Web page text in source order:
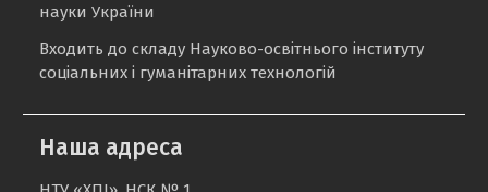
науки України
Входить до складу Науково-освітнього інституту
соціальних і гуманітарних технологій
Наша адреса